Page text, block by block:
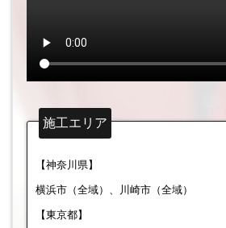
施工エリア
【神奈川県】
横浜市（全域）、川崎市（全域）
【東京都】